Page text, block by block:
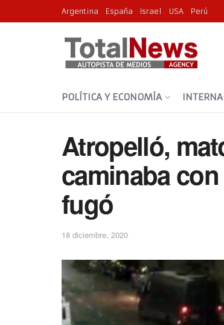
Argentina España Israel USA Perú
POLÍTICA Y ECONOMÍA
Atropelló,
caminaba
fugó
18 diciembre, 2020